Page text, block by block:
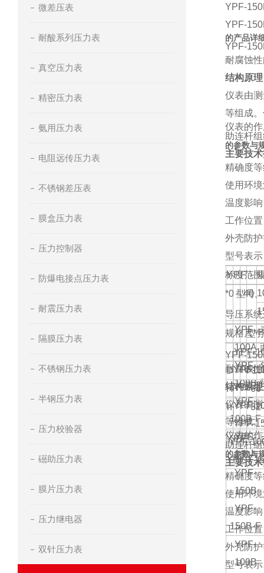
微差压表
耐酸系列压力表
真空压力表
精密压力表
氨用压力表
电阻远传压力表
不锈钢差压表
膜盒压力表
压力控制器
防爆电接点压力表
耐震压力表
隔膜压力表
不锈钢压力表
半钢压力表
压力校验器
礠助压力表
膜片压力表
压力继电器
双针压力表
YPF-
YPF-
的产品详
YPF-
耐腐蚀
结构原理
仪表由
等组成
仪表的
助连杆
的参数与
主要技
精确度
使用环
温度影
工作位
外壳防
型号表示
YPF－
YPF－
标度范
型号
YPF-
100A
YPF-
100B
YPF-
100B-F
YPF-
150A
YPF-
150B
YPF-
150B-F
YPF-
100B
*0～40、
导压系
型
YPF-
YPF-
YPF-
YPF-
YPF-
YPF-
规格尺寸
YPF-
D
Φ
H
66
h
32
YPF-
耐腐蚀
结构原理
仪表由
等组成
仪表的
助连杆
的参数与
主要技
精确度
使用环
温度影
工作位
外壳防
型号表示